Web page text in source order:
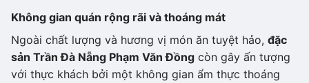
Không gian quán rộng rãi và thoáng mát
Ngoài chất lượng và hương vị món ăn tuyệt hảo, đặc
sản Trần Đà Nẵng Phạm Văn Đồng còn gây ấn tượng
với thực khách bởi một không gian ẩm thực thoáng